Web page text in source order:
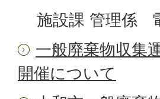
施設課 管理係
一般廃棄物収集
開催について